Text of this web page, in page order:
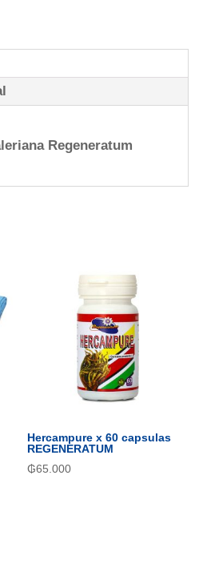
Regeneratum
Hercampure x 60 capsulas
REGENERATUM
₲65.000